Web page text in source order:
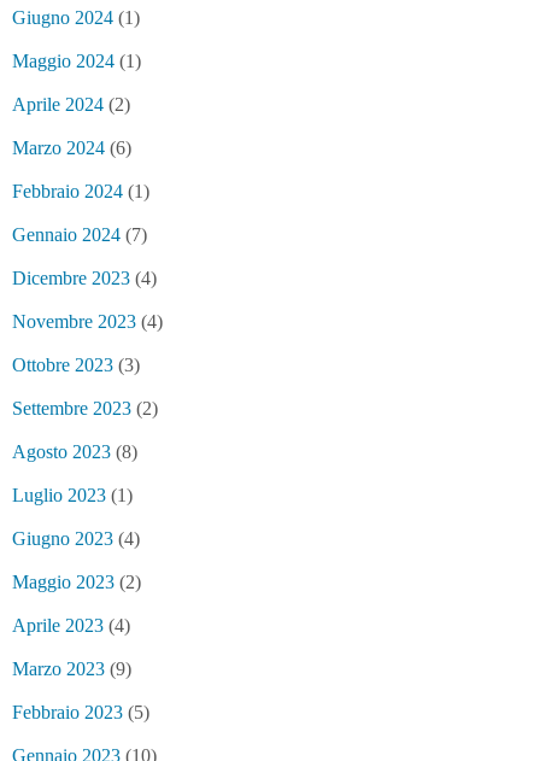
Giugno 2024 (1)
Maggio 2024 (1)
Aprile 2024 (2)
Marzo 2024 (6)
Febbraio 2024 (1)
Gennaio 2024 (7)
Dicembre 2023 (4)
Novembre 2023 (4)
Ottobre 2023 (3)
Settembre 2023 (2)
Agosto 2023 (8)
Luglio 2023 (1)
Giugno 2023 (4)
Maggio 2023 (2)
Aprile 2023 (4)
Marzo 2023 (9)
Febbraio 2023 (5)
Gennaio 2023 (10)